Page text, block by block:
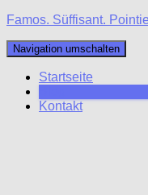
Famos. Süffisant.
Navigation umschalten
Startseite
Kontakt